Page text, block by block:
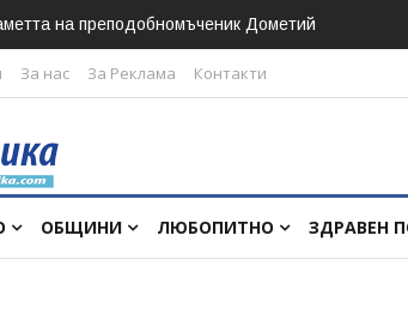
на преподобномъченик Дометий
За нас За Реклама Контакти
ОБЩИНИ ЛЮБОПИТНО ЗДРАВЕН